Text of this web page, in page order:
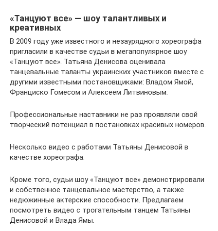
«Танцуют все» — шоу талантливых и
креативных
В 2009 году уже известного и незаурядного хореографа
пригласили в качестве судьи в мегапопулярное шоу
«Танцуют все». Татьяна Денисова оценивала
танцевальные таланты украинских участников вместе с
другими известными постановщиками: Владом Ямой,
Франциско Гомесом и Алексеем Литвиновым.
Профессиональные наставники не раз проявляли свой
творческий потенциал в постановках красивых номеров.
Несколько видео с работами Татьяны Денисовой в
качестве хореографа:
Кроме того, судьи шоу «Танцуют все» демонстрировали
и собственное танцевальное мастерство, а также
недюжинные актерские способности. Предлагаем
посмотреть видео с трогательным танцем Татьяны
Денисовой и Влада Ямы.